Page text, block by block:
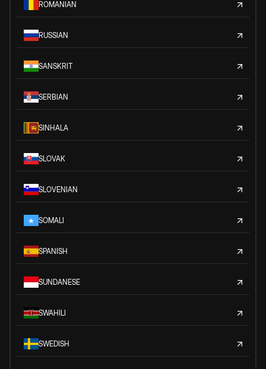
ROMANIAN
RUSSIAN
SANSKRIT
SERBIAN
SINHALA
SLOVAK
SLOVENIAN
SOMALI
SPANISH
SUNDANESE
SWAHILI
SWEDISH